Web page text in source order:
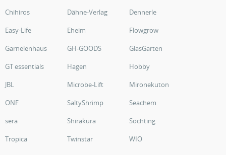
Chihiros
Dähne-Verlag
Dennerle
Easy-Life
Eheim
Flowgrow
Garnelenhaus
GH-GOODS
GlasGarten
GT essentials
Hagen
Hobby
JBL
Microbe-Lift
Mironekuton
ONF
SaltyShrimp
Seachem
sera
Shirakura
Söchting
Tropica
Twinstar WIO